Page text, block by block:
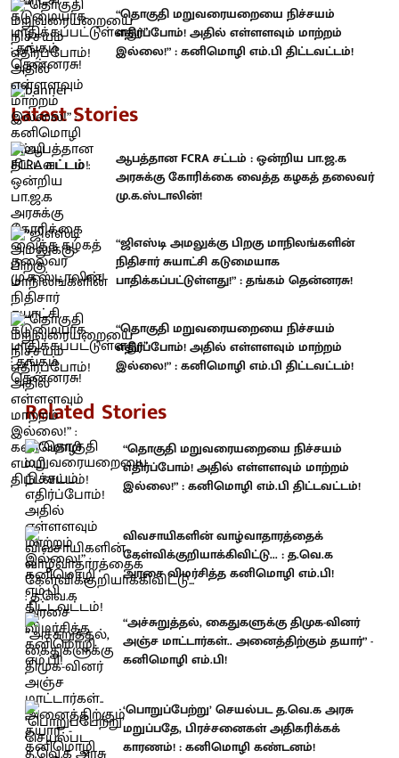
“தொகுதி மறுவரையறையை நிச்சயம்
எதிர்ப்போம்! அதில் எள்ளளவும் மாற்றம்
இல்லை!” : கனிமொழி எம்.பி திட்டவட்டம்!
Latest Stories
ஆபத்தான FCRA சட்டம் : ஒன்றிய பா.ஜ.க
அரசுக்கு கோரிக்கை வைத்த கழகத் தலைவர்
மு.க.ஸ்டாலின்!
“ஜிஎஸ்டி அமலுக்கு பிறகு மாநிலங்களின்
நிதிசார் சுயாட்சி கடுமையாக
பாதிக்கப்பட்டுள்ளது!” : தங்கம் தென்னரசு!
“தொகுதி மறுவரையறையை நிச்சயம்
எதிர்ப்போம்! அதில் எள்ளளவும் மாற்றம்
இல்லை!” : கனிமொழி எம்.பி திட்டவட்டம்!
Related Stories
“தொகுதி மறுவரையறையை நிச்சயம்
எதிர்ப்போம்! அதில் எள்ளளவும் மாற்றம்
இல்லை!” : கனிமொழி எம்.பி திட்டவட்டம்!
விவசாயிகளின் வாழ்வாதாரத்தைக்
கேள்விக்குறியாக்கிவிட்டு... : த.வெ.க
அரசை விமர்சித்த கனிமொழி எம்.பி!
“அச்சுறுத்தல், கைதுகளுக்கு திமுக-வினர்
அஞ்ச மாட்டார்கள்.. அனைத்திற்கும் தயார்” -
கனிமொழி எம்.பி!
‘பொறுப்பேற்று’ செயல்பட த.வெ.க அரசு
மறுப்பதே, பிரச்சனைகள் அதிகரிக்கக்
காரணம்! : கனிமொழி கண்டனம்!